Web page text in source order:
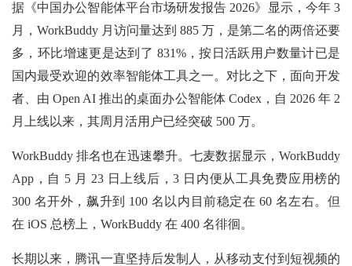
据《中国办公智能体平台市场研发报告 2026》显示，今年 3
月，WorkBuddy 月访问量达到 885 万，是第二名的两倍还要
多，环比增速更是达到了 831%，按日活跃用户数量计已是
国内最受欢迎的效率智能体工具之一。对比之下，面向开发
者、由 Open AI 推出的桌面办公智能体 Codex，自 2026 年 2
月上线以来，其周月活用户已经突破 500 万。
WorkBuddy 排名也在迅速攀升。七麦数据显示，WorkBuddy
App，自 5 月 23 日上线后，3 日内便从工具免费应用榜的
300 名开外，飙升到 100 名以内目前稳定在 60 名左右。但
在 iOS 总榜上，WorkBuddy 在 400 名徘徊。
长期以来，腾讯一直坚持后发制人，从移动支付到短视频的